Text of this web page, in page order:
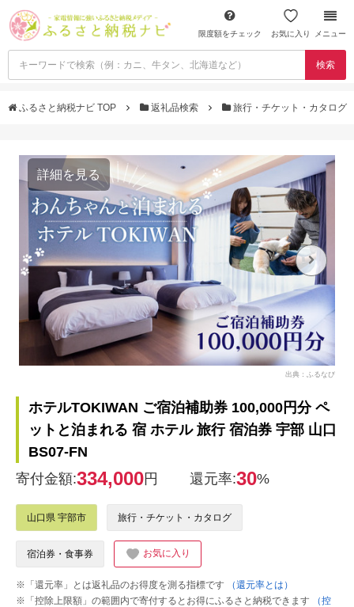
限度額をチェック お気に入り メニュー
検索
ふるさと納税ナビ TOP 返礼品検索 旅行・チケット・カタログ
詳細を見る
出典：ふるなび
ホテルTOKIWAN ご宿泊補助券 100,000円分 ペ
ットと泊まれる 宿 ホテル 旅行 宿泊券 宇部 山口
BS07-FN
寄付金額:334,000円 還元率:30%
山口県 宇部市 旅行・チケット・カタログ
宿泊券・食事券 お気に入り
※「還元率」とは返礼品のお得度を測る指標です
（還元率とは）
※「控除上限額」の範囲内で寄付するとお得にふるさと納税できます
（控